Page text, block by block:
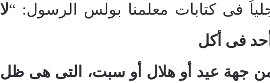
فى كتابات معلمنا بولس الرسول: “لا
فى أكل
جهة عيد أو هلال أو سبت، التى هى ظل